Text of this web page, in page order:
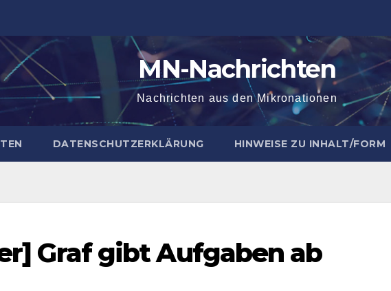
MN-Nachrichten
Nachrichten aus den Mikronationen
DATENSCHUTZERKLÄRUNG HINWEISE ZU INHALT/FORM
Graf gibt Aufgaben ab